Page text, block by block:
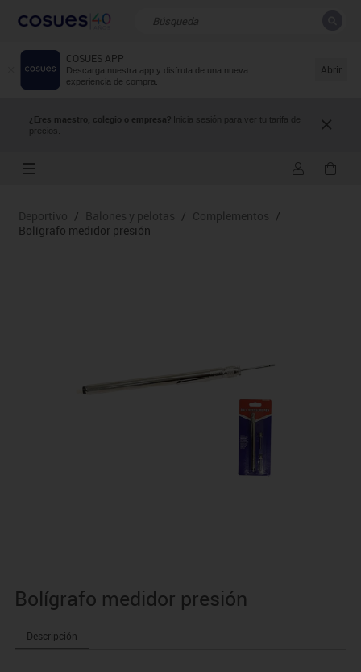
COSUES APP
Descarga nuestra app y disfruta de una nueva
experiencia de compra.
Abrir
¿Eres maestro, colegio o empresa? Inicia sesión para ver tu tarifa de
precios.
Resultados de la búsqueda
Deportivo / Balones y pelotas / Complementos /
Bolígrafo medidor presión
Bolígrafo medidor presión
Descripción